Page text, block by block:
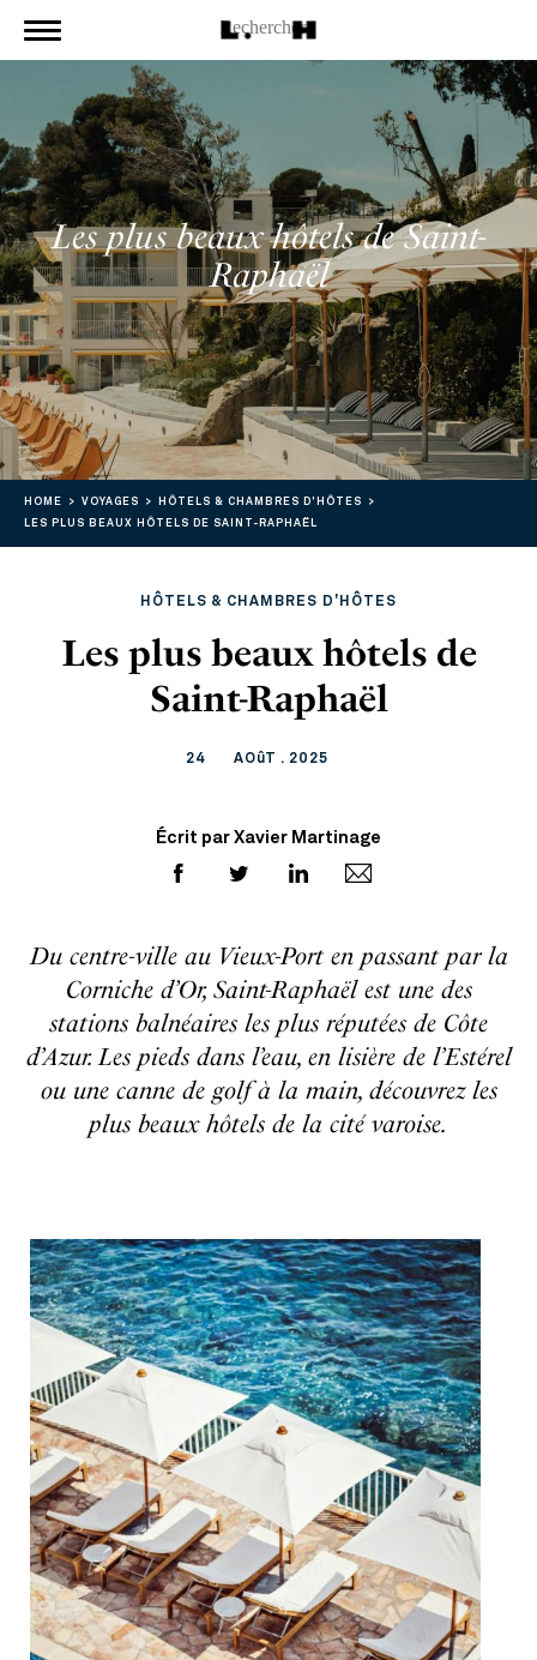
Les plus beaux hôtels de Saint-
Raphaël
HOME VOYAGES
HÔTELS & CHAMBRES D'HÔTES
LES PLUS BEAUX HÔTELS DE SAINT-RAPHAËL
HÔTELS & CHAMBRES D'HÔTES
Les plus beaux hôtels de
Saint-Raphaël
24 AOûT . 2025
Écrit par Xavier Martinage
Du centre-ville au Vieux-Port en passant par la
Corniche d’Or, Saint-Raphaël est une des
stations balnéaires les plus réputées de Côte
d’Azur. Les pieds dans l’eau, en lisière de l’Estérel
ou une canne de golf à la main, découvrez les
plus beaux hôtels de la cité varoise.